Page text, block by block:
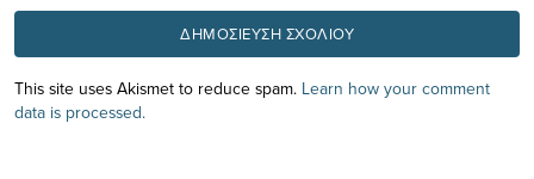
This site uses Akismet to reduce spam. Learn how your comment
data is processed.